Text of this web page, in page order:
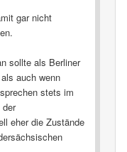
gar nicht
sollte als Berliner
auch wenn
stets im
der
eher die Zustände